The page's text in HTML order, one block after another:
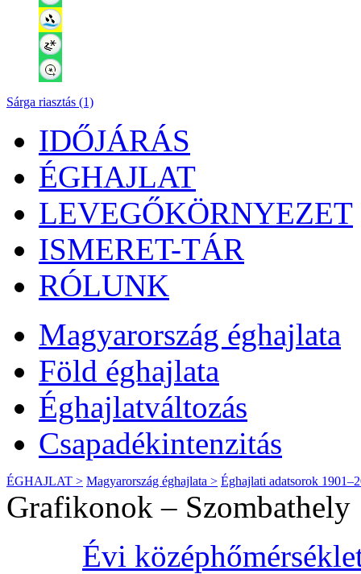
Sárga riasztás (1)
IDŐJÁRÁS
ÉGHAJLAT
LEVEGŐKÖRNYEZET
ISMERET-TÁR
RÓLUNK
Magyarország éghajlata
Föld éghajlata
Éghajlatváltozás
Csapadékintenzitás
ÉGHAJLAT > Magyarország éghajlata > Éghajlati adatsorok
Grafikonok – Szombathely
Évi